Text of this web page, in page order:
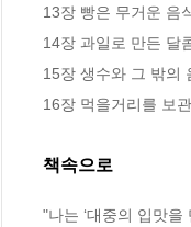
13장 빵은 무거운 음
14장 과일로 만든 달
15장 생수와 그 밖의
16장 먹을거리를 보
책속으로
"나는 ‘대중의 입맛